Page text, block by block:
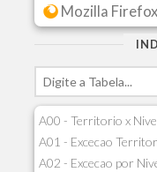
Mozilla Firefox
A00 - Territorio x
A01 - Excecao
A02 - Excecao por